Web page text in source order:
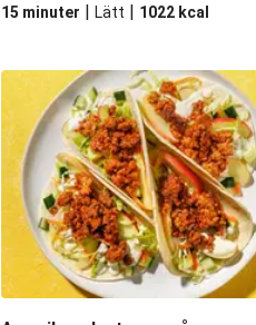
15 minuter | Lätt | 1022 kcal